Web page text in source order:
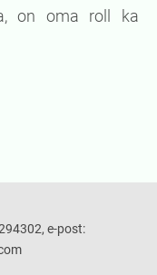
on oma roll ka
e-post: